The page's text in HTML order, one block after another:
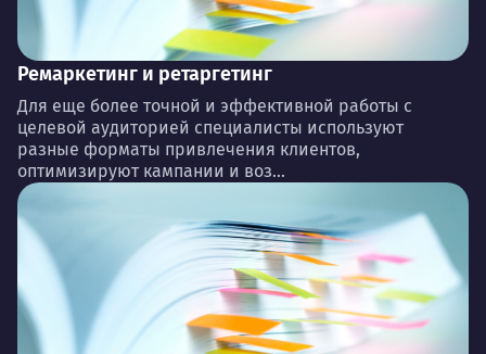
Ремаркетинг и ретаргетинг
Для еще более точной и эффективной работы с
целевой аудиторией специалисты используют
разные форматы привлечения клиентов,
оптимизируют кампании и воз...